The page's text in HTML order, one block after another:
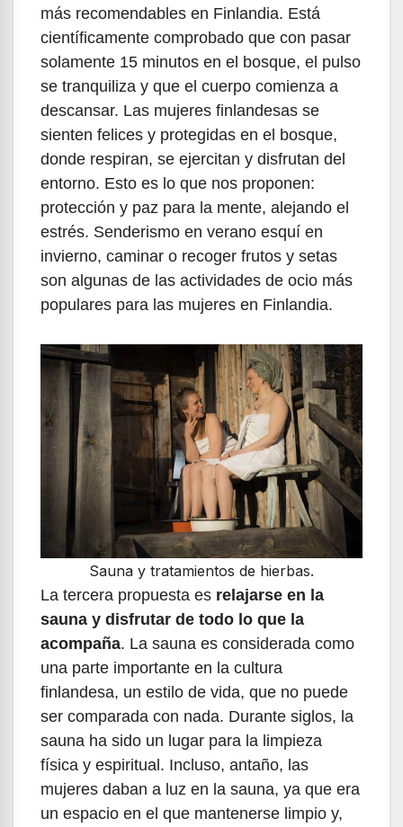
más recomendables en Finlandia. Está
científicamente comprobado que con pasar
solamente 15 minutos en el bosque, el pulso
se tranquiliza y que el cuerpo comienza a
descansar. Las mujeres finlandesas se
sienten felices y protegidas en el bosque,
donde respiran, se ejercitan y disfrutan del
entorno. Esto es lo que nos proponen:
protección y paz para la mente, alejando el
estrés. Senderismo en verano esquí en
invierno, caminar o recoger frutos y setas
son algunas de las actividades de ocio más
populares para las mujeres en Finlandia.
Sauna y tratamientos de hierbas.
La tercera propuesta es relajarse en la
sauna y disfrutar de todo lo que la
acompaña. La sauna es considerada como
una parte importante en la cultura
finlandesa, un estilo de vida, que no puede
ser comparada con nada. Durante siglos, la
sauna ha sido un lugar para la limpieza
física y espiritual. Incluso, antaño, las
mujeres daban a luz en la sauna, ya que era
un espacio en el que mantenerse limpio y,